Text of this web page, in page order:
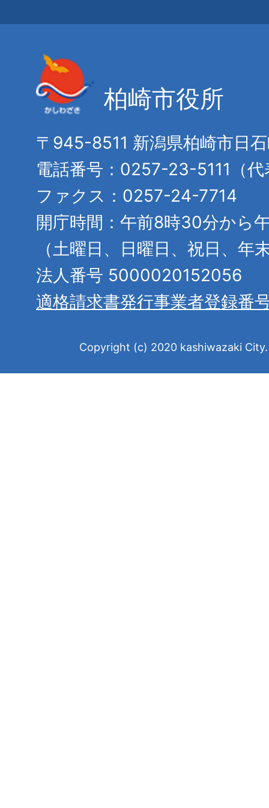
柏崎市役所
〒945-8511 新潟県柏崎市日
電話番号：0257-23-5111（代
ファクス：0257-24-7714
開庁時間：午前8時30分から
（土曜日、日曜日、祝日、年
法人番号 5000020152056
適格請求書発行事業者登録番
Copyright (c) 2020 kashiwazaki